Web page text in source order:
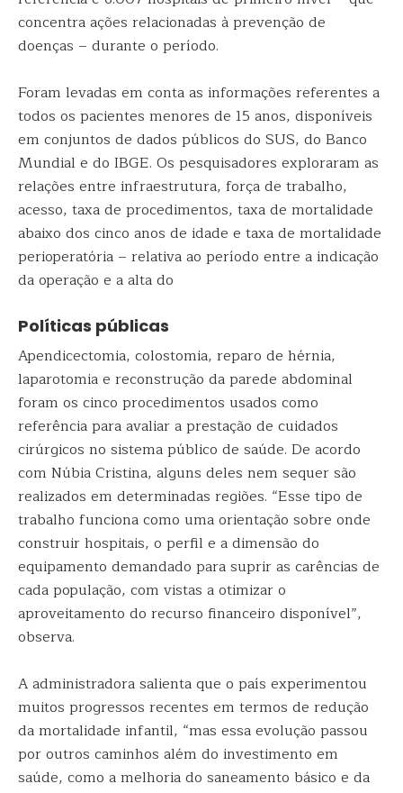
concentra ações relacionadas à prevenção de
doenças – durante o período.
Foram levadas em conta as informações referentes a
todos os pacientes menores de 15 anos, disponíveis
em conjuntos de dados públicos do SUS, do Banco
Mundial e do IBGE. Os pesquisadores exploraram as
relações entre infraestrutura, força de trabalho,
acesso, taxa de procedimentos, taxa de mortalidade
abaixo dos cinco anos de idade e taxa de mortalidade
perioperatória – relativa ao período entre a indicação
da operação e a alta do
Políticas públicas
Apendicectomia, colostomia, reparo de hérnia,
laparotomia e reconstrução da parede abdominal
foram os cinco procedimentos usados como
referência para avaliar a prestação de cuidados
cirúrgicos no sistema público de saúde. De acordo
com Núbia Cristina, alguns deles nem sequer são
realizados em determinadas regiões. “Esse tipo de
trabalho funciona como uma orientação sobre onde
construir hospitais, o perfil e a dimensão do
equipamento demandado para suprir as carências de
cada população, com vistas a otimizar o
aproveitamento do recurso financeiro disponível”,
observa.
A administradora salienta que o país experimentou
muitos progressos recentes em termos de redução
da mortalidade infantil, “mas essa evolução passou
por outros caminhos além do investimento em
saúde, como a melhoria do saneamento básico e da